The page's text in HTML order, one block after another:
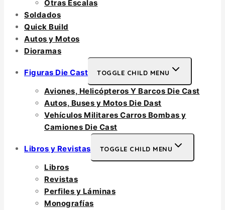
Otras Escalas
Soldados
Quick Build
Autos y Motos
Dioramas
Figuras Die Cast TOGGLE CHILD MENU
Aviones, Helicópteros Y Barcos Die Cast
Autos, Buses y Motos Die Dast
Vehículos Militares Carros Bombas y
Camiones Die Cast
Libros y Revistas TOGGLE CHILD MENU
Libros
Revistas
Perfiles y Láminas
Monografías